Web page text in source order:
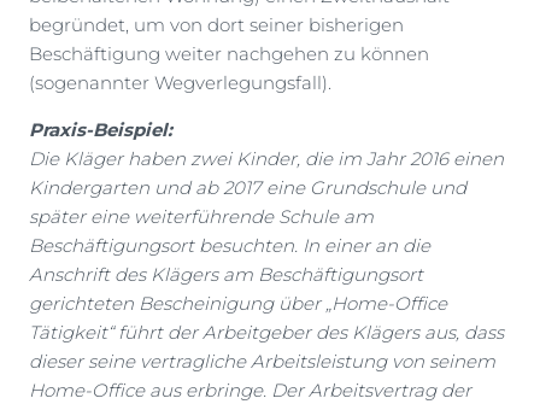
begründet, um von dort seiner bisherigen
Beschäftigung weiter nachgehen zu können
(sogenannter Wegverlegungsfall).
Praxis-Beispiel:
Die Kläger haben zwei Kinder, die im Jahr 2016 einen
Kindergarten und ab 2017 eine Grundschule und
später eine weiterführende Schule am
Beschäftigungsort besuchten. In einer an die
Anschrift des Klägers am Beschäftigungsort
gerichteten Bescheinigung über „Home-Office
Tätigkeit“ führt der Arbeitgeber des Klägers aus, dass
dieser seine vertragliche Arbeitsleistung von seinem
Home-Office aus erbringe. Der Arbeitsvertrag der